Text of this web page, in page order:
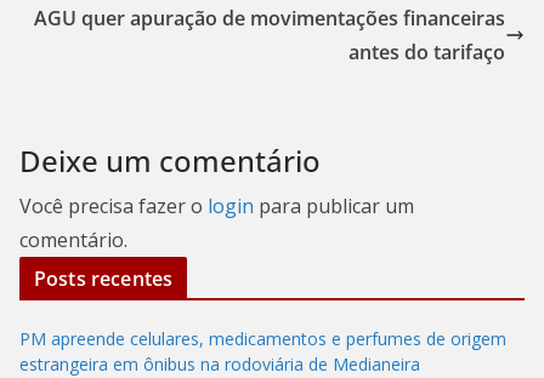
AGU quer apuração de movimentações financeiras
antes do tarifaço
Deixe um comentário
Você precisa fazer o login para publicar um
comentário.
Posts recentes
PM apreende celulares, medicamentos e perfumes de origem
estrangeira em ônibus na rodoviária de Medianeira